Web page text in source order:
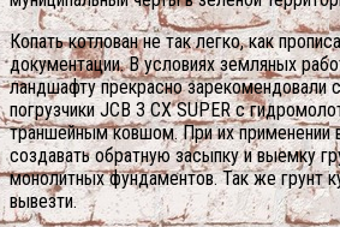
Копать котлован не так легко, как
документации. В условиях земляных
ландшафту прекрасно зарекомендовали
погрузчики JCB 3 CX SUPER с
траншейным ковшом. При их применении
создавать обратную засыпку и выемку
монолитных фундаментов. Так же грунт
вывезти.